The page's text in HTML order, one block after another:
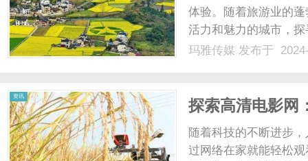
体验。随着旅游业的
活力和魅力的城市，
种行程，让您可以尽
玛雅传媒 发布于
资讯
探索高清电影网
随着科技的不断进步
过网络在家就能轻松